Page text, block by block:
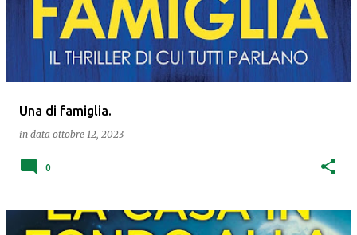
Una di famiglia.
in data ottobre 12, 2023
0